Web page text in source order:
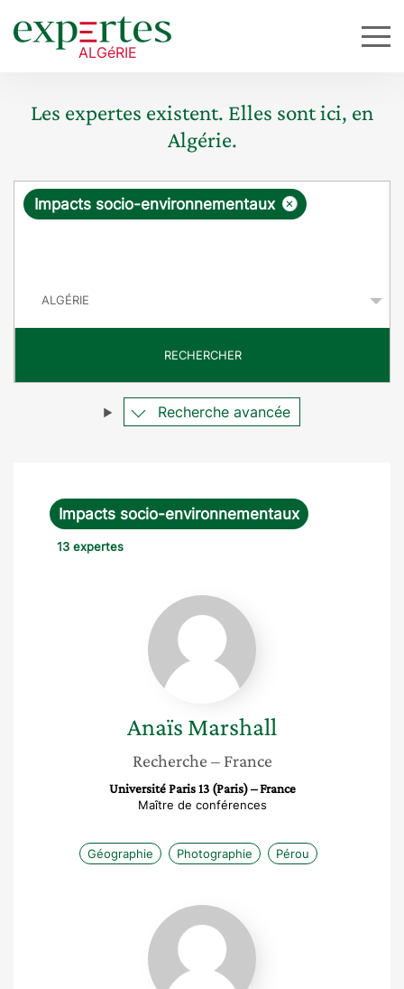
Les expertes existent. Elles sont ici, en
Algérie.
R
ê
e
×
Impacts socio-environnementaux
RECHERCHER
Recherche avancée
Impacts socio-environnementaux
13 expertes
Anaïs
Marshall
Anaïs Marshall
Recherche – France
Université Paris 13 (Paris) – France
Maître de conférences
Géographie Photographie Pérou
Sarah
Lagente